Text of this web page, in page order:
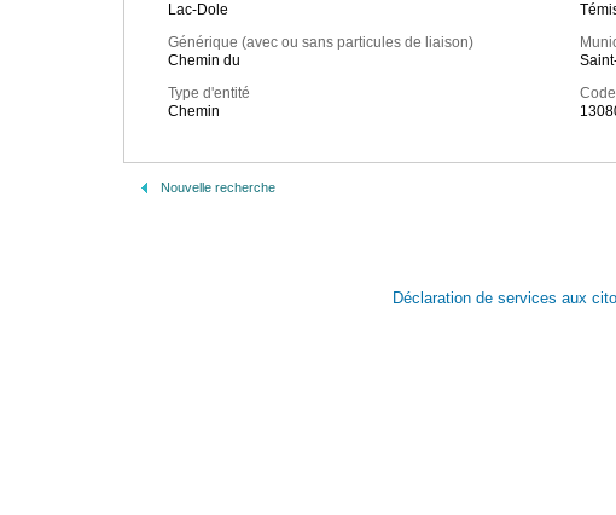
Lac-Dole
Générique (avec ou sans particules de liaison)
Chemin du
Type d'entité
Chemin
Nouvelle recherche
Déclaration de services aux